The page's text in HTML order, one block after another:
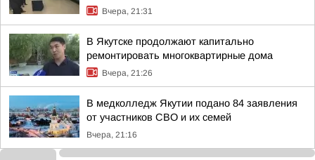
Вчера, 21:31
В Якутске продолжают капитально
ремонтировать многоквартирные дома
Вчера, 21:26
В медколледж Якутии подано 84 заявления
от участников СВО и их семей
Вчера, 21:16